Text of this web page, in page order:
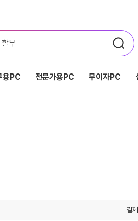
용PC 전문가용PC 무이자PC
결